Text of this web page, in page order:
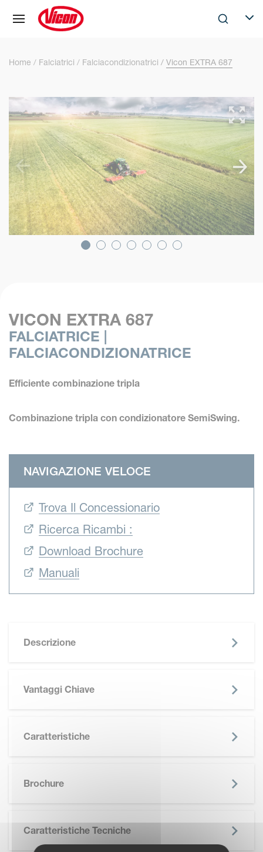
Search
Home Falciatrici Falciacondizionatrici Vicon EXTRA 687
VICON EXTRA 687
FALCIATRICE |
FALCIACONDIZIONATRICE
Efficiente combinazione tripla
Combinazione tripla con condizionatore SemiSwing.
NAVIGAZIONE VELOCE
Trova Il Concessionario
Ricerca Ricambi :
Download Brochure
Manuali
Descrizione
Vantaggi Chiave
Caratteristiche
Brochure
Caratteristiche Tecniche
Pannello di gestione dei cookies